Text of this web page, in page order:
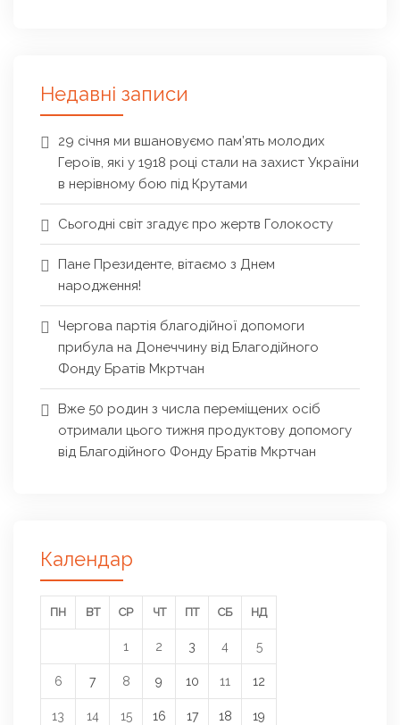
Недавні записи
29 січня ми вшановуємо пам’ять молодих
Героїв, які у 1918 році стали на захист України
в нерівному бою під Крутами
Сьогодні світ згадує про жертв Голокосту
Пане Президенте, вітаємо з Днем
народження!
Чергова партія благодійної допомоги
прибула на Донеччину від Благодійного
Фонду Братів Мкртчан
Вже 50 родин з числа переміщених осіб
отримали цього тижня продуктову допомогу
від Благодійного Фонду Братів Мкртчан
Календар
ПН ВТ СР ЧТ ПТ СБ НД
1 2 3 4 5
6 7 8 9 10 11 12
13 14 15 16 17 18 19